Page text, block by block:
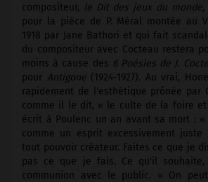
compositeur, le Dit des jeux du monde,
pour la pièce de P. Méral montée au
1918 par Jane Bathori et qui fait
du compositeur avec Cocteau restera
moins à cause des 6 Poésies de J.
pour Antigone (1924-1927). Au vrai,
rapidement de l'esthétique prônée par
comme il le dit, « le culte de la foire et
écrit à Poulenc un an avant sa mort : «
comme un esprit excessivement juste
tout pouvoir créateur. Faites ce que je
pas ce que je fais. Ce qu'il
communion avec le public. « On